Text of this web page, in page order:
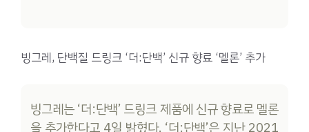
빙그레, 단백질 드링크 ‘더:단백’ 신규 향료 ‘멜론’ 추가
빙그레는 ‘더:단백’ 드링크 제품에 신규 향료로 멜론
을 추가한다고 4일 밝혔다. ‘더:단백’은 지난 2021